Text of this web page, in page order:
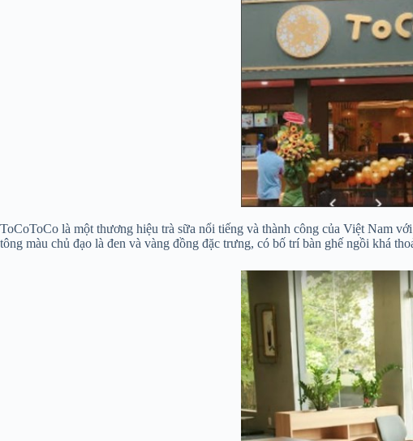
ToCoToCo là một thương hiệu trà sữa nổi tiếng và thành công của Việt Nam
tông màu chủ đạo là đen và vàng đồng đặc trưng, có bố trí bàn ghế ngồi khá